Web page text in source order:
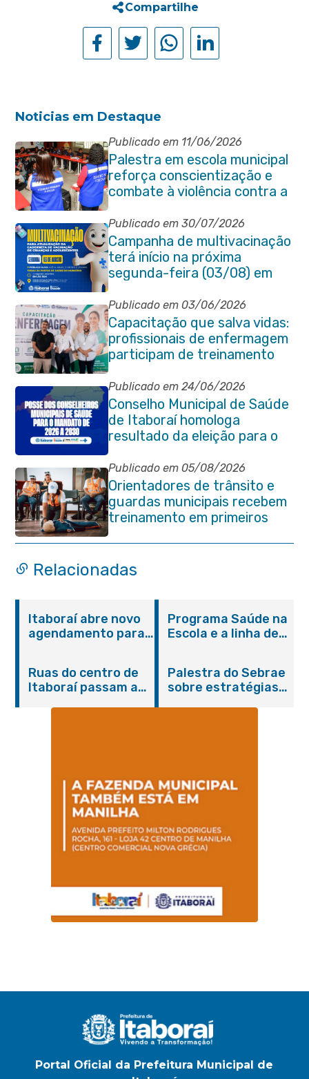
Compartilhe
Noticias em Destaque
Publicado em 11/06/2026
Palestra em escola municipal
reforça conscientização e
combate à violência contra a
pessoa idosa em Itaboraí
Publicado em 30/07/2026
Campanha de multivacinação
terá início na próxima
segunda-feira (03/08) em
Itaboraí
Publicado em 03/06/2026
Capacitação que salva vidas:
profissionais de enfermagem
participam de treinamento
em primeiros socorros em
Itaboraí
Publicado em 24/06/2026
Conselho Municipal de Saúde
de Itaboraí homologa
resultado da eleição para o
quadriênio 2026–2030
Publicado em 05/08/2026
Orientadores de trânsito e
guardas municipais recebem
treinamento em primeiros
socorros em Itaboraí
Relacionadas
Itaboraí abre novo
agendamento para
Programa Saúde na
Escola e a linha de
promovem
conscientização
sobre hanseníase
Ruas do centro de
Itaboraí passam a
Palestra do Sebrae
sobre estratégias
Portal Oficial da Prefeitura Municipal de